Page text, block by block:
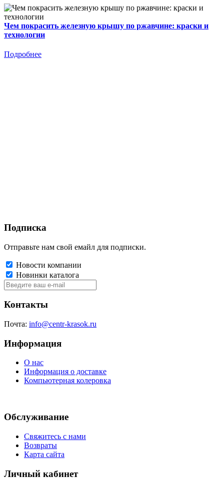
Чем покрасить железную крышу по ржавчине: краски и
технологии
Подробнее
Подписка
Отправьте нам свой емайл для подписки.
Новости компании
Новинки каталога
Контакты
Почта: info@centr-krasok.ru
Информация
О нас
Информация о доставке
Компьютерная колеровка
Обслуживание
Свяжитесь с нами
Возвраты
Карта сайта
Личный кабинет